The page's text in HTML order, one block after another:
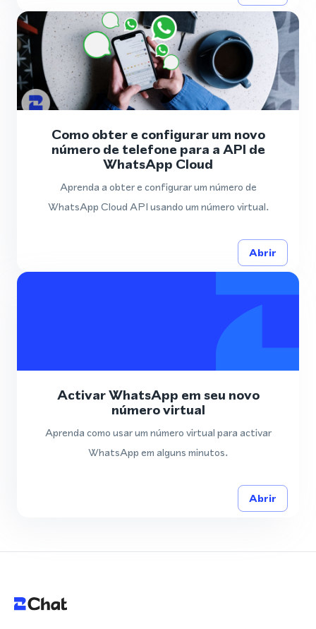
Como obter e configurar um novo
número de telefone para a API de
WhatsApp Cloud
Aprenda a obter e configurar um número de
WhatsApp Cloud API usando um número virtual.
Abrir
Activar WhatsApp em seu novo
número virtual
Aprenda como usar um número virtual para activar
WhatsApp em alguns minutos.
Abrir